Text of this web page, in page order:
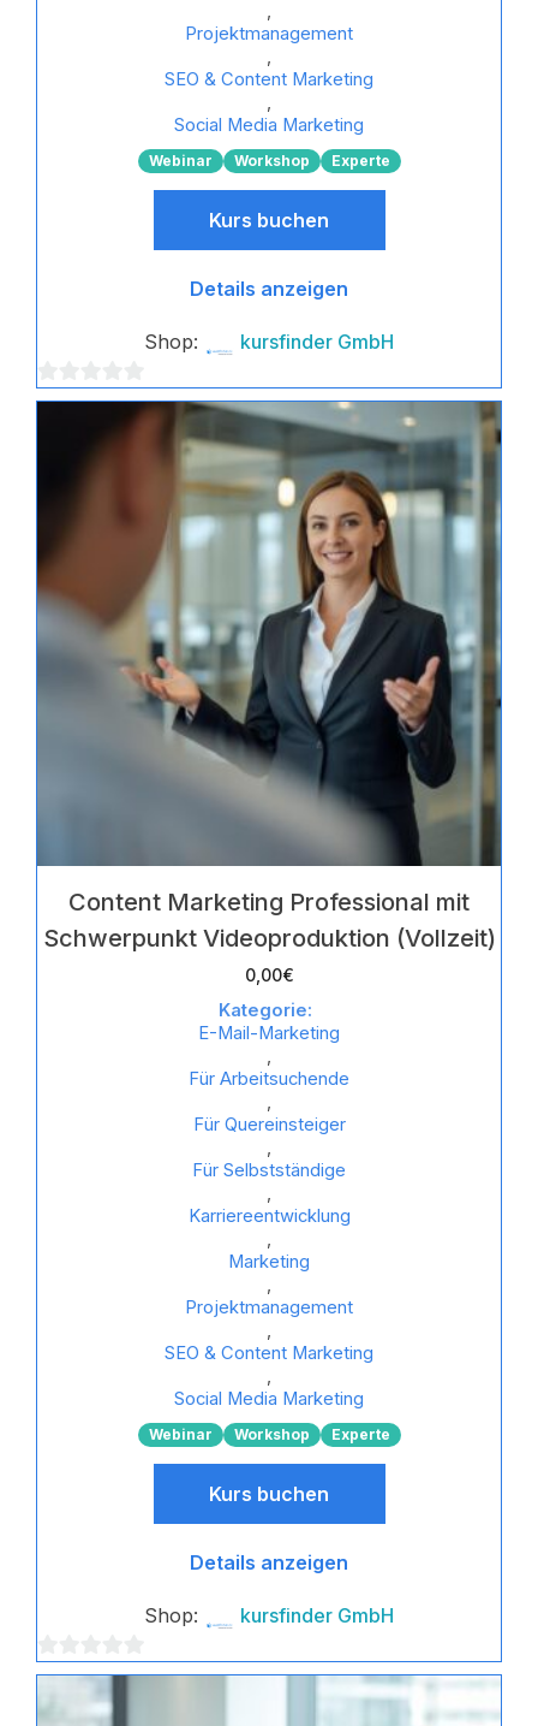
,
Projektmanagement
,
SEO & Content Marketing
,
Social Media Marketing
Webinar Workshop Experte
Kurs buchen
Details anzeigen
Shop: kursfinder GmbH
0
Content Marketing Professional mit
Schwerpunkt Videoproduktion (Vollzeit)
0,00€
Kategorie:
E-Mail-Marketing
,
Für Arbeitsuchende
,
Für Quereinsteiger
,
Für Selbstständige
,
Karriereentwicklung
,
Marketing
,
Projektmanagement
,
SEO & Content Marketing
,
Social Media Marketing
Webinar Workshop Experte
Kurs buchen
Details anzeigen
Shop: kursfinder GmbH
0